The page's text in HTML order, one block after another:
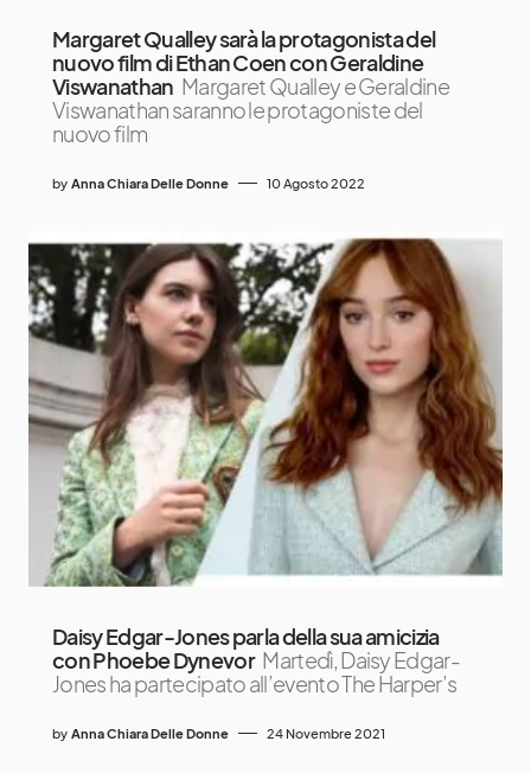
Margaret Qualley sarà la protagonista del
nuovo film di Ethan Coen con Geraldine
Viswanathan Margaret Qualley e Geraldine
Viswanathan saranno le protagoniste del
nuovo film
by Anna Chiara Delle Donne 10 Agosto 2022
Daisy Edgar-Jones parla della sua amicizia
con Phoebe Dynevor Martedì, Daisy Edgar-
Jones ha partecipato all’evento The Harper’s
by Anna Chiara Delle Donne 24 Novembre 2021